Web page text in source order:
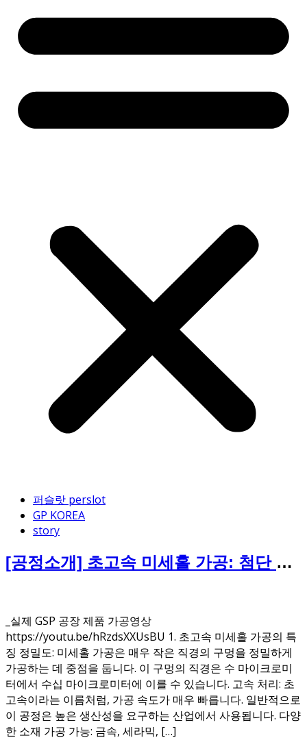
퍼슬랏 perslot
GP KOREA
story
[공정소개] 초고속 미세홀 가공: 첨단 산
_실제 GSP 공장 제품 가공영상
https://youtu.be/hRzdsXXUsBU 1. 초고속 미세홀 가공의 특
징 정밀도: 미세홀 가공은 매우 작은 직경의 구멍을 정밀하게
가공하는 데 중점을 둡니다. 이 구멍의 직경은 수 마이크로미
터에서 수십 마이크로미터에 이를 수 있습니다. 고속 처리: 초
고속이라는 이름처럼, 가공 속도가 매우 빠릅니다. 일반적으로
이 공정은 높은 생산성을 요구하는 산업에서 사용됩니다. 다양
한 소재 가공 가능: 금속, 세라믹, […]